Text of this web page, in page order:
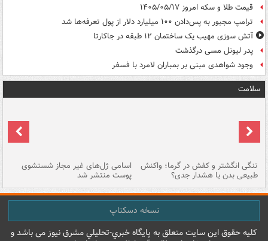
قیمت طلا و سکه امروز ۱۴۰۵/۰۵/۱۷
ترامپ مجبور به پس‌دادن ۱۰۰ میلیارد دلار از پول تعرفه‌ها شد
آتش سوزی مهیب یک ساختمان ۱۲ طبقه در جاکارتا
پدر لیونل مسی درگذشت
وجود شواهدی مبنی بر بمباران لامرد با فسفر
سلامت
تنگی انگشتر و کفش در گرما؛ واکنش
طبیعی بدن یا هشدار جدی؟
اسامی ژل‌های غیر مجاز شستشوی
پوست منتشر شد
نسخه دسکتاپ
کليه حقوق اين سايت متعلق به پایگاه خبري-تحليلي مشرق نيوز می باشد و